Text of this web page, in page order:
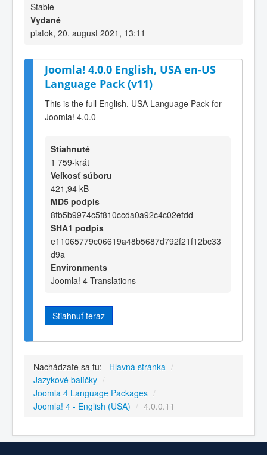
Stable
Vydané
piatok, 20. august 2021, 13:11
Joomla! 4.0.0 English, USA en-US
Language Pack (v11)
This is the full English, USA Language Pack for
Joomla! 4.0.0
Stiahnuté
1 759-krát
Veľkosť súboru
421,94 kB
MD5 podpis
8fb5b9974c5f810ccda0a92c4c02efdd
SHA1 podpis
e11065779c06619a48b5687d792f21f12bc33
d9a
Environments
Joomla! 4 Translations
Stiahnuť teraz
Nachádzate sa tu: Hlavná stránka /
Jazykové balíčky /
Joomla 4 Language Packages /
Joomla! 4 - English (USA) / 4.0.0.11